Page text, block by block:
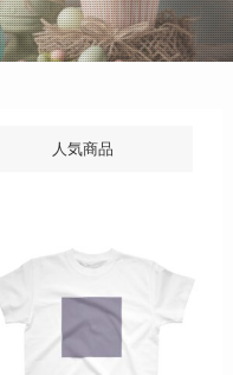
人気商品